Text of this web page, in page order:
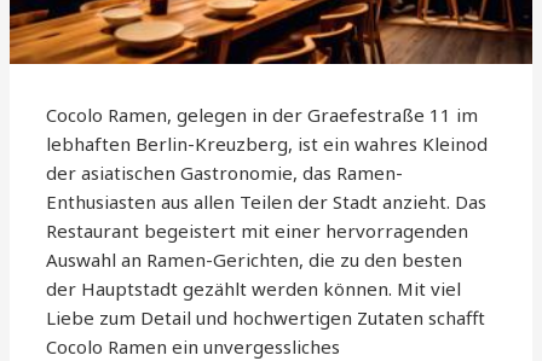
Cocolo Ramen, gelegen in der Graefestraße 11 im
lebhaften Berlin-Kreuzberg, ist ein wahres Kleinod
der asiatischen Gastronomie, das Ramen-
Enthusiasten aus allen Teilen der Stadt anzieht. Das
Restaurant begeistert mit einer hervorragenden
Auswahl an Ramen-Gerichten, die zu den besten
der Hauptstadt gezählt werden können. Mit viel
Liebe zum Detail und hochwertigen Zutaten schafft
Cocolo Ramen ein unvergessliches